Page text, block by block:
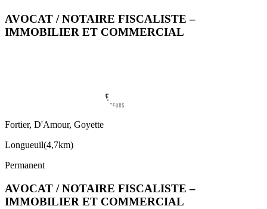
AVOCAT / NOTAIRE FISCALISTE –
IMMOBILIER ET COMMERCIAL
Fortier, D'Amour, Goyette
Longueuil(4,7km)
Permanent
AVOCAT / NOTAIRE FISCALISTE –
IMMOBILIER ET COMMERCIAL